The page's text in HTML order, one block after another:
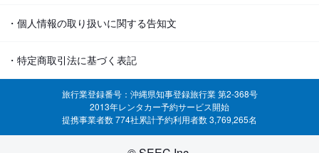
・個人情報の取り扱いに関する告知文
・特定商取引法に基づく表記
旅行業登録番号：沖縄県知事登録旅行業 第2-368号
2013年レンタカー予約サービス開始
提携事業者数 774社累計予約利用者数 3,769,265名